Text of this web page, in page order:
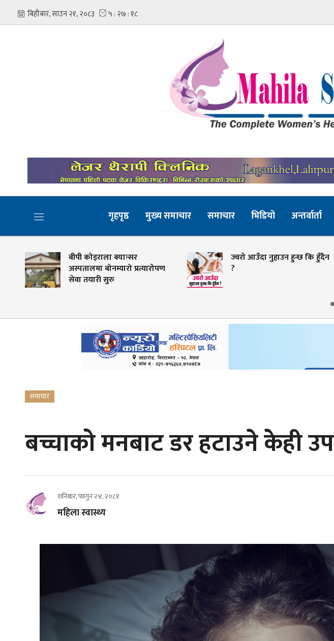
गृहपृष्ठ मुख्य समाचार समाचार भिडियो अन्तर्वार्ता
बीपी कोइराला क्यान्सर
अस्पतालमा बोनम्यारो प्रत्यारोपण
सेवा तयारी सुरु
ज्वरो आउँदा नुहाउन हुन्छ कि हुँदैन
?
समाचार
बच्चाको मनबाट डर हटाउने केही
शनिबार, फागुन २४, २०८१
महिला स्वास्थ्य